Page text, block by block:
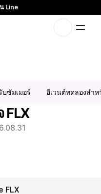
ซัมเมอร์ อีเวนต์ทดลองสำห
นิกผิวหนังฮงแด ฮัปจอง
FLX
FLX
Line
Bangkok Cadaver workshop
ะคุณแบบ 1:1